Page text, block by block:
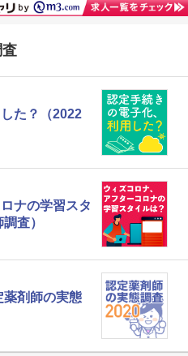
た？（2022
ナの学習スタ
査）
剤師の実態